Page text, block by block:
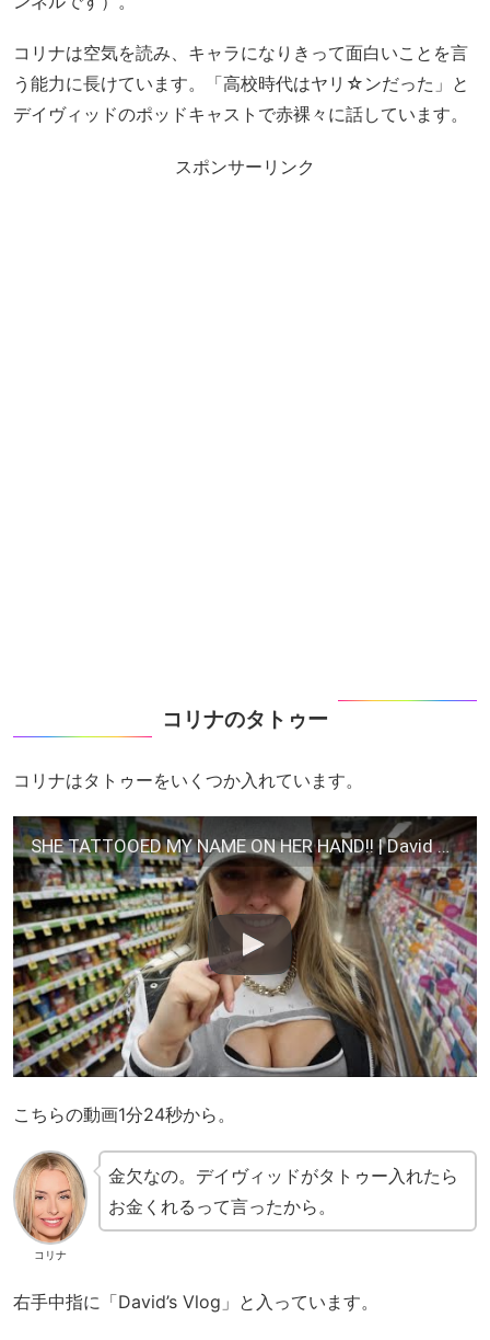
コリナは空気を読み、キャラになりきって面白いことを言
う能力に長けています。「高校時代はヤリ☆ンだった」と
デイヴィッドのポッドキャストで赤裸々に話しています。
スポンサーリンク
コリナのタトゥー
コリナはタトゥーをいくつか入れています。
SHE TATTOOED MY NAME ON HER HAND!! | David Dobrik
こちらの動画1分24秒から。
コリナ
金欠なの。デイヴィッドがタトゥー入れたら
お金くれるって言ったから。
右手中指に「David’s Vlog」と入っています。